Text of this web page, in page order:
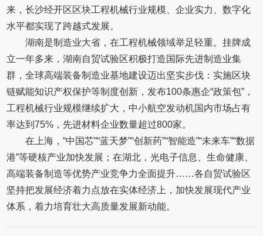
来，长沙经开区区块工程机械行业规模、企业实力、数字化
水平都实现了跨越式发展。
湖南是制造业大省，在工程机械领域举足轻重。挂牌成
立一年多来，湖南自贸试验区积极打造国际先进制造业集
群，全球高端装备制造业基地建设迈出坚实步伐：实施区块
链赋能知识产权保护等制度创新，发布100条惠企“政策包”，
工程机械行业规模继续扩大，中小航空发动机国内市场占有
率达到75%，先进材料企业数量超过800家。
在上海，“中国芯”“蓝天梦”“创新药”“智能造”“未来车”“数据
港”等硬核产业加快发展；在湖北，光电子信息、生命健康、
高端装备制造等优势产业竞争力全面提升……各自贸试验区
坚持把发展经济着力点放在实体经济上，加快发展现代产业
体系，着力培育壮大高质量发展新动能。